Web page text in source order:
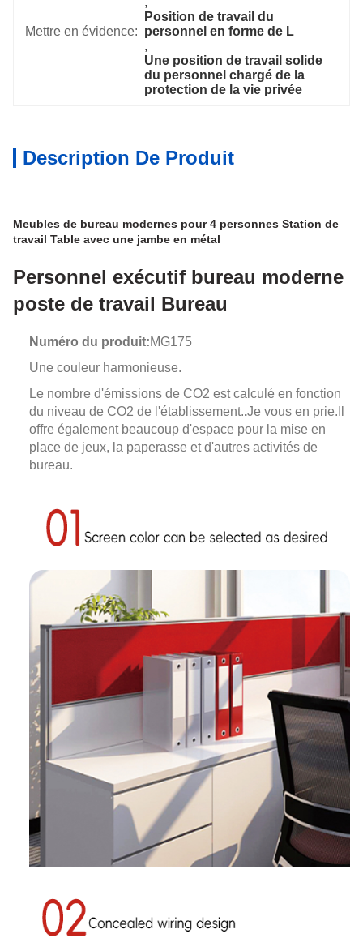
Mettre en évidence:
Position de travail du
personnel en forme de L
,
Une position de travail solide
du personnel chargé de la
protection de la vie privée
Description De Produit
Meubles de bureau modernes pour 4 personnes Station de
travail Table avec une jambe en métal
Personnel exécutif bureau moderne
poste de travail Bureau
Numéro du produit:MG175
Une couleur harmonieuse.
Le nombre d'émissions de CO2 est calculé en fonction
du niveau de CO2 de l'établissement..Je vous en prie.
offre également beaucoup d'espace pour la mise en
place de jeux, la paperasse et d'autres activités de
bureau.